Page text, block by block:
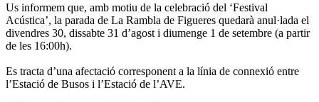
Us informem que, amb motiu de la celebració del ‘Festival
Acústica’, la parada de La Rambla de Figueres quedarà anul·lada el
divendres 30, dissabte 31 d’agost i diumenge 1 de setembre (a partir
de les 16:00h).
Es tracta d’una afectació corresponent a la línia de connexió entre
l’Estació de Busos i l’Estació de l’AVE.